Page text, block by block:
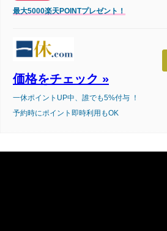
最大5000楽天POINTプレゼント！
価格をチェック »
一休ポイントUP中、誰でも5%付与 ！
予約時にポイント即時利用もOK